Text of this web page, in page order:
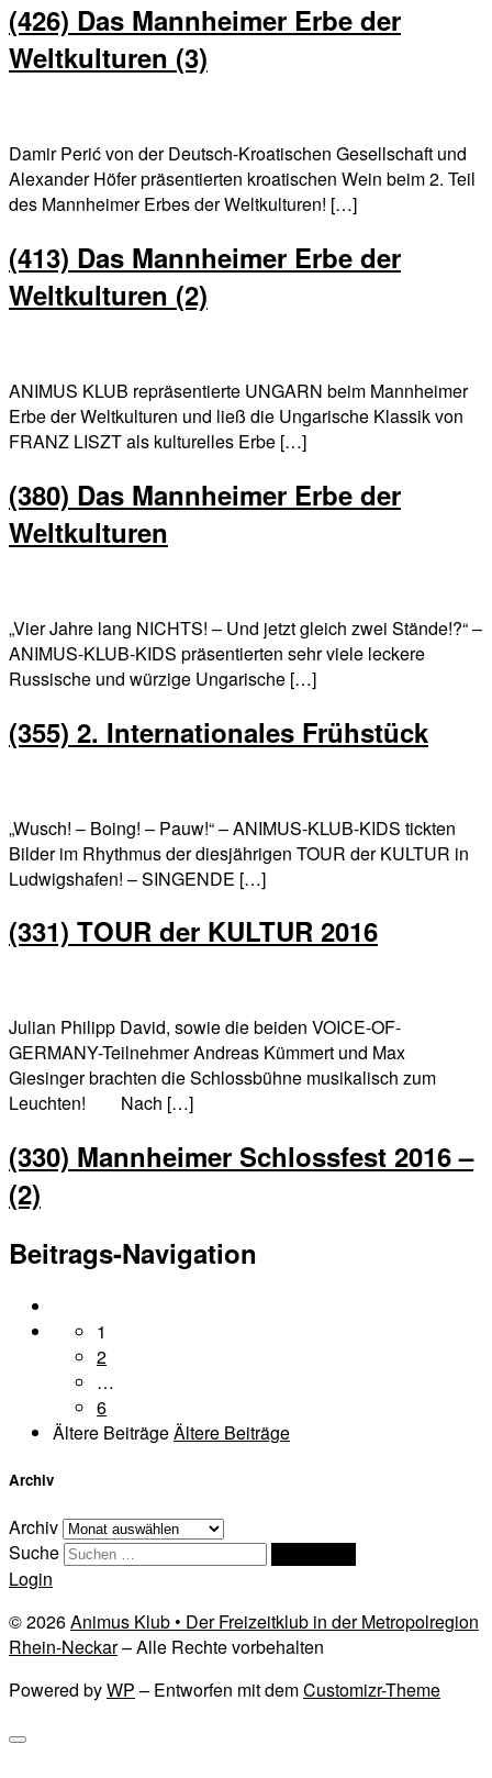
(426) Das Mannheimer Erbe der
Weltkulturen (3)
Damir Perić von der Deutsch-Kroatischen Gesellschaft und
Alexander Höfer präsentierten kroatischen Wein beim 2. Teil
des Mannheimer Erbes der Weltkulturen! […]
(413) Das Mannheimer Erbe der
Weltkulturen (2)
ANIMUS KLUB repräsentierte UNGARN beim Mannheimer
Erbe der Weltkulturen und ließ die Ungarische Klassik von
FRANZ LISZT als kulturelles Erbe […]
(380) Das Mannheimer Erbe der
Weltkulturen
„Vier Jahre lang NICHTS! – Und jetzt gleich zwei Stände!?“ –
ANIMUS-KLUB-KIDS präsentierten sehr viele leckere
Russische und würzige Ungarische […]
(355) 2. Internationales Frühstück
„Wusch! – Boing! – Pauw!“ – ANIMUS-KLUB-KIDS tickten
Bilder im Rhythmus der diesjährigen TOUR der KULTUR in
Ludwigshafen! – SINGENDE […]
(331) TOUR der KULTUR 2016
Julian Philipp David, sowie die beiden VOICE-OF-
GERMANY-Teilnehmer Andreas Kümmert und Max
Giesinger brachten die Schlossbühne musikalisch zum
Leuchten! Nach […]
(330) Mannheimer Schlossfest 2016 –
(2)
Beitrags-Navigation
1
2
…
6
Ältere BeiträgeÄltere Beiträge
Archiv
Archiv
Suche
Login
© 2026Animus Klub • Der Freizeitklub in der Metropolregion
Rhein-Neckar– Alle Rechte vorbehalten
Powered byWP – Entworfen mit demCustomizr-Theme